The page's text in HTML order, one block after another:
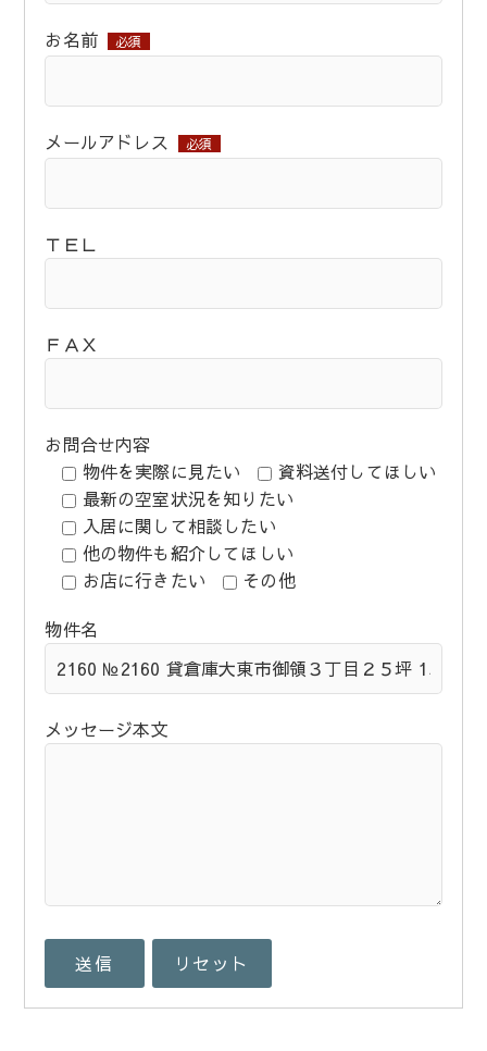
お名前 必須
メールアドレス 必須
ＴＥＬ
ＦＡＸ
お問合せ内容
物件を実際に見たい
資料送付してほしい
最新の空室状況を知りたい
入居に関して相談したい
他の物件も紹介してほしい
お店に行きたい
その他
物件名
メッセージ本文